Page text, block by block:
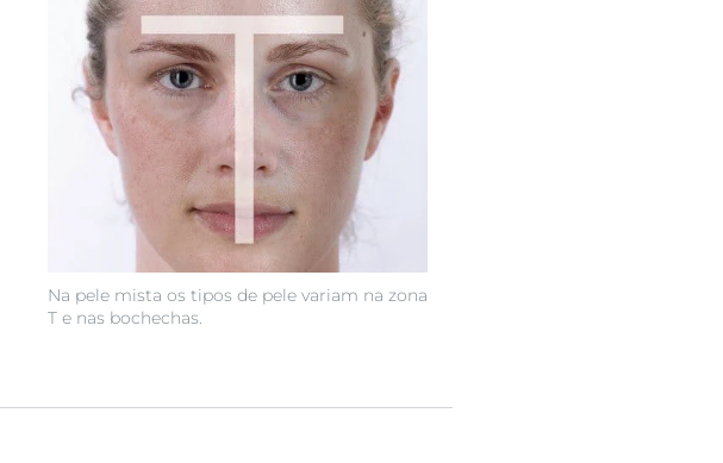
Na pele mista os tipos de pele variam na zona
T e nas bochechas.